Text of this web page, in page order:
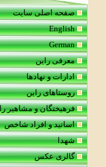
صفحه اصلی سایت
English
German
معرفی راین
ادارات و نهادها
روستاهای راین
فرهیختگان و مشاهیر
اساتید و افراد شاخص
شهدا
گالری عکس